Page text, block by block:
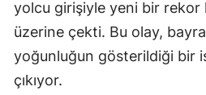
yolcu girişiyle yeni bir rekor
üzerine çekti. Bu olay,
yoğunluğun gösterildiği bir
çıkıyor.